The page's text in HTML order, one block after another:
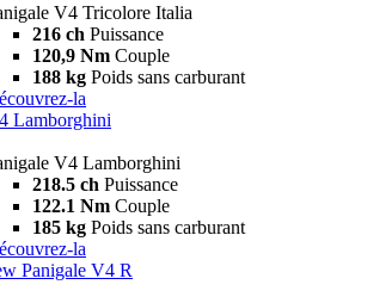
V4 Tricolore Italia
216 ch Puissance
120,9 Nm Couple
188 kg Poids sans carburant
la
Lamborghini
V4 Lamborghini
218.5 ch Puissance
122.1 Nm Couple
185 kg Poids sans carburant
la
Panigale V4 R